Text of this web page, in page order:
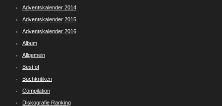
Adventskalender 2014
Adventskalender 2015
Adventskalender 2016
Album
Allgemein
Best of
Buchkritiken
Compilation
Diskografie Ranking